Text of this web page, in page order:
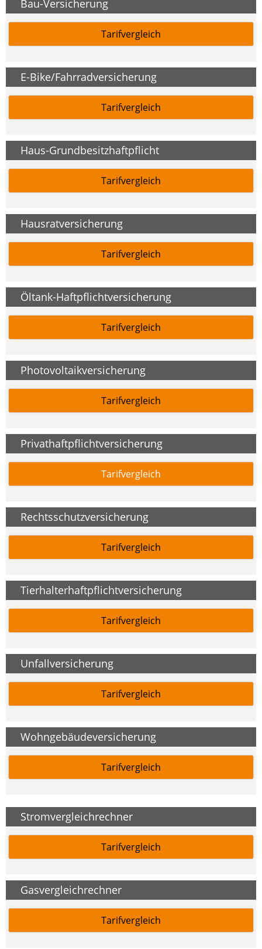
Bau-Versicherung
Tarifvergleich
E-Bike/Fahrradversicherung
Tarifvergleich
Haus-Grundbesitzhaftpflicht
Tarifvergleich
Hausratversicherung
Tarifvergleich
Öltank-Haftpflichtversicherung
Tarifvergleich
Photovoltaikversicherung
Tarifvergleich
Privathaftpflichtversicherung
Tarifvergleich
Rechtsschutzversicherung
Tarifvergleich
Tierhalterhaftpflichtversicherung
Tarifvergleich
Unfallversicherung
Tarifvergleich
Wohngebäudeversicherung
Tarifvergleich
Stromvergleichrechner
Tarifvergleich
Gasvergleichrechner
Tarifvergleich